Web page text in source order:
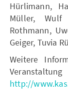
Hürlimann,
Müller, Wulf
Rothmann,
Geiger, Tuvia
Weitere
http://